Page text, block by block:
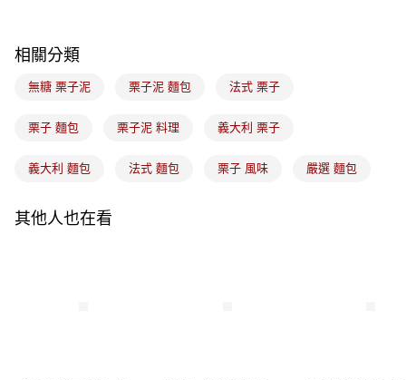
7-11取貨(5kg以內，尺寸不超過90cm)
每筆NT$100，滿NT$1,500(含以上)免運費
付款後門市自取
相關分類
無糖 栗子泥 栗子泥 麵包 法式 栗子
栗子 麵包 栗子泥 料理 義大利 栗子
義大利 麵包 法式 麵包 栗子 風味 嚴選 麵包
其他人也在看